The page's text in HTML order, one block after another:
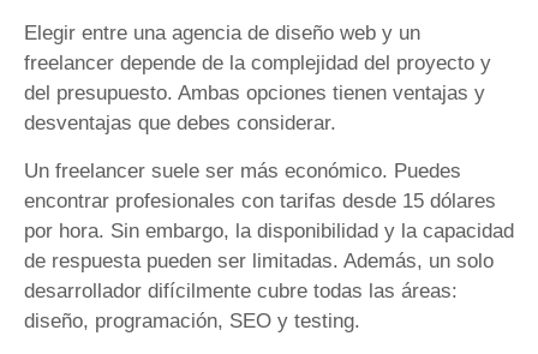
Elegir entre una agencia de diseño web y un
freelancer depende de la complejidad del proyecto y
del presupuesto. Ambas opciones tienen ventajas y
desventajas que debes considerar.
Un freelancer suele ser más económico. Puedes
encontrar profesionales con tarifas desde 15 dólares
por hora. Sin embargo, la disponibilidad y la capacidad
de respuesta pueden ser limitadas. Además, un solo
desarrollador difícilmente cubre todas las áreas:
diseño, programación, SEO y testing.